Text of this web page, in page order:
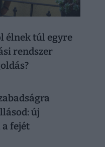
élnek túl egyre
rendszer
új
fejét